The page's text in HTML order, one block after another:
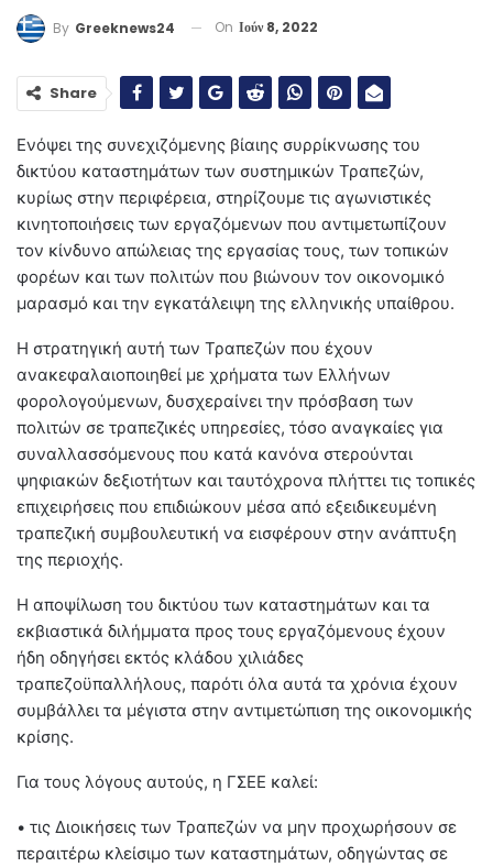
By Greeknews24 On Ιούν 8, 2022
Share
Ενόψει της συνεχιζόμενης βίαιης συρρίκνωσης του
δικτύου καταστημάτων των συστημικών Τραπεζών,
κυρίως στην περιφέρεια, στηρίζουμε τις αγωνιστικές
κινητοποιήσεις των εργαζόμενων που αντιμετωπίζουν
τον κίνδυνο απώλειας της εργασίας τους, των τοπικών
φορέων και των πολιτών που βιώνουν τον οικονομικό
μαρασμό και την εγκατάλειψη της ελληνικής υπαίθρου.
Η στρατηγική αυτή των Τραπεζών που έχουν
ανακεφαλαιοποιηθεί με χρήματα των Ελλήνων
φορολογούμενων, δυσχεραίνει την πρόσβαση των
πολιτών σε τραπεζικές υπηρεσίες, τόσο αναγκαίες για
συναλλασσόμενους που κατά κανόνα στερούνται
ψηφιακών δεξιοτήτων και ταυτόχρονα πλήττει τις τοπικές
επιχειρήσεις που επιδιώκουν μέσα από εξειδικευμένη
τραπεζική συμβουλευτική να εισφέρουν στην ανάπτυξη
της περιοχής.
Η αποψίλωση του δικτύου των καταστημάτων και τα
εκβιαστικά διλήμματα προς τους εργαζόμενους έχουν
ήδη οδηγήσει εκτός κλάδου χιλιάδες
τραπεζοϋπαλλήλους, παρότι όλα αυτά τα χρόνια έχουν
συμβάλλει τα μέγιστα στην αντιμετώπιση της οικονομικής
κρίσης.
Για τους λόγους αυτούς, η ΓΣΕΕ καλεί:
• τις Διοικήσεις των Τραπεζών να μην προχωρήσουν σε
περαιτέρω κλείσιμο των καταστημάτων, οδηγώντας σε